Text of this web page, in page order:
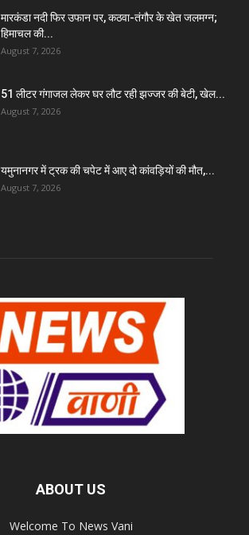
मारकंडा नदी फिर उफान पर, कठवा-तंगौर के खेत जलमग्न;
हिमाचल की...
August 7, 2026
51 लीटर गंगाजल लेकर घर लौट रही झज्जर की बेटी, खेल...
August 7, 2026
यमुनानगर में ट्रक की चपेट में आए दो कांवड़ियों की मौत,...
August 7, 2026
ABOUT US
Welcome To News Vani